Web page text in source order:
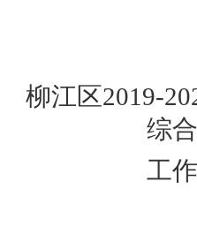
柳江区2019-
综
工